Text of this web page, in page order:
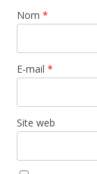
Nom *
E-mail *
Site web